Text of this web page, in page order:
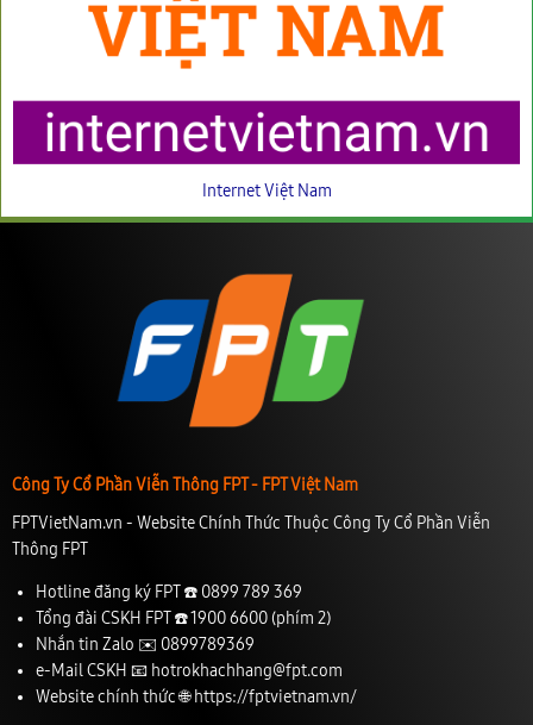
Internet Việt Nam
Công Ty Cổ Phần Viễn Thông FPT - FPT Việt Nam
FPTVietNam.vn - Website Chính Thức Thuộc Công Ty Cổ Phần Viễn
Thông FPT
Hotline đăng ký FPT ☎️ 0899 789 369
Tổng đài CSKH FPT ☎️1900 6600(phím 2)
Nhắn tin Zalo ✉️ 0899789369
e-Mail CSKH 📧 hotrokhachhang@fpt.com
Website chính thức 🌐 https://fptvietnam.vn/